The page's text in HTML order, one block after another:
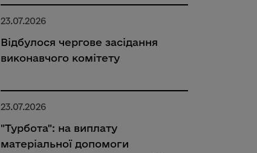
23.07.2026
Відбулося чергове засідання
виконавчого комітету
23.07.2026
"Турбота": на виплату
матеріальної допомоги